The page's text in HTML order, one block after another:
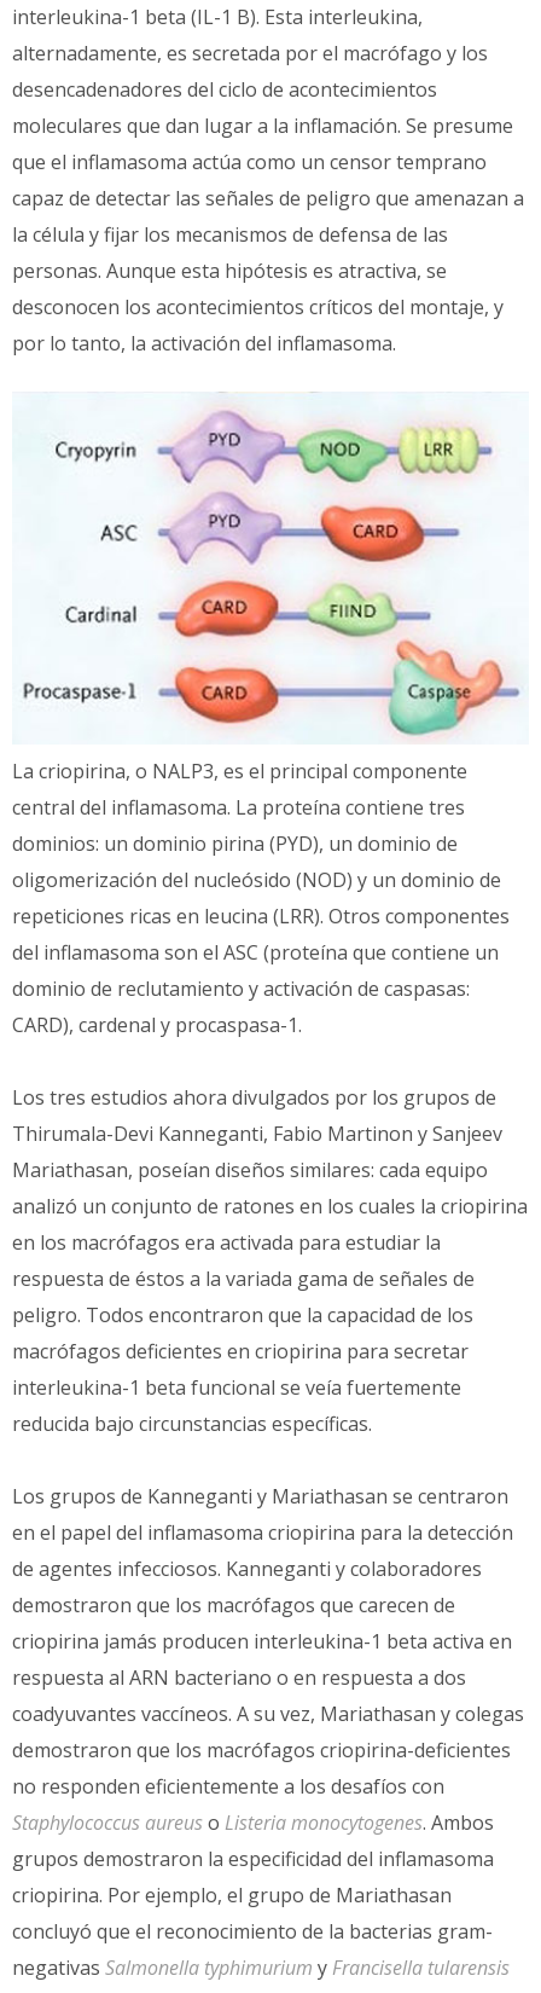
interleukina-1 beta (IL-1 B). Esta interleukina,
alternadamente, es secretada por el macrófago y los
desencadenadores del ciclo de acontecimientos
moleculares que dan lugar a la inflamación. Se presume
que el inflamasoma actúa como un censor temprano
capaz de detectar las señales de peligro que amenazan a
la célula y fijar los mecanismos de defensa de las
personas. Aunque esta hipótesis es atractiva, se
desconocen los acontecimientos críticos del montaje, y
por lo tanto, la activación del inflamasoma.
La criopirina, o NALP3, es el principal componente
central del inflamasoma. La proteína contiene tres
dominios: un dominio pirina (PYD), un dominio de
oligomerización del nucleósido (NOD) y un dominio de
repeticiones ricas en leucina (LRR). Otros componentes
del inflamasoma son el ASC (proteína que contiene un
dominio de reclutamiento y activación de caspasas:
CARD), cardenal y procaspasa-1.
Los tres estudios ahora divulgados por los grupos de
Thirumala-Devi Kanneganti, Fabio Martinon y Sanjeev
Mariathasan, poseían diseños similares: cada equipo
analizó un conjunto de ratones en los cuales la criopirina
en los macrófagos era activada para estudiar la
respuesta de éstos a la variada gama de señales de
peligro. Todos encontraron que la capacidad de los
macrófagos deficientes en criopirina para secretar
interleukina-1 beta funcional se veía fuertemente
reducida bajo circunstancias específicas.
Los grupos de Kanneganti y Mariathasan se centraron
en el papel del inflamasoma criopirina para la detección
de agentes infecciosos. Kanneganti y colaboradores
demostraron que los macrófagos que carecen de
criopirina jamás producen interleukina-1 beta activa en
respuesta al ARN bacteriano o en respuesta a dos
coadyuvantes vaccíneos. A su vez, Mariathasan y colegas
demostraron que los macrófagos criopirina-deficientes
no responden eficientemente a los desafíos con
Staphylococcus aureuso Listeria monocytogenes. Ambos
grupos demostraron la especificidad del inflamasoma
criopirina. Por ejemplo, el grupo de Mariathasan
concluyó que el reconocimiento de la bacterias gram-
negativas Salmonella typhimurium y Francisella tularensis